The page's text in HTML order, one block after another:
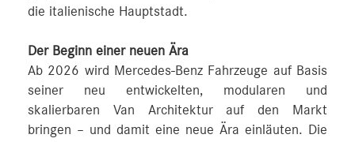
die italienische Hauptstadt.
Der Beginn einer neuen Ära
Ab 2026 wird Mercedes‑Benz Fahrzeuge auf Basis
seiner neu entwickelten, modularen und
skalierbaren Van Architektur auf den Markt
bringen – und damit eine neue Ära einläuten. Die